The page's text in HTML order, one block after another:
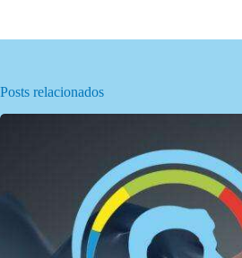
Posts relacionados